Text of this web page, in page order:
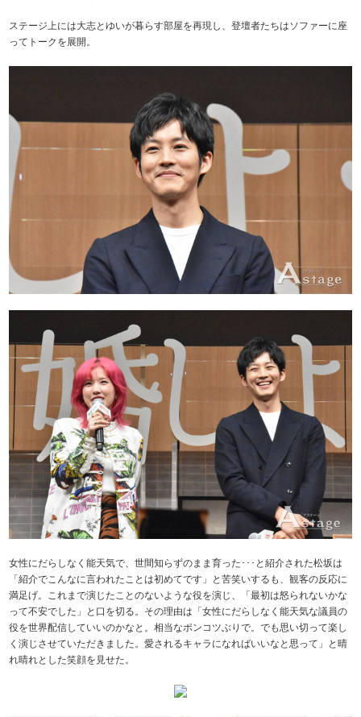
ステージ上には大志とゆいが暮らす部屋を再現し、登壇者たちはソファーに座
ってトークを展開。
女性にだらしなく能天気で、世間知らずのまま育った･･･と紹介された松坂は
「紹介でこんなに言われたことは初めてです」と苦笑いするも、観客の反応に
満足げ。これまで演じたことのないような役を演じ、「最初は怒られないかな
って不安でした」と口を切る。その理由は「女性にだらしなく能天気な議員の
役を世界配信していいのかなと。相当なポンコツぶりで。でも思い切って楽し
く演じさせていただきました。愛されるキャラになればいいなと思って」と晴
れ晴れとした笑顔を見せた。